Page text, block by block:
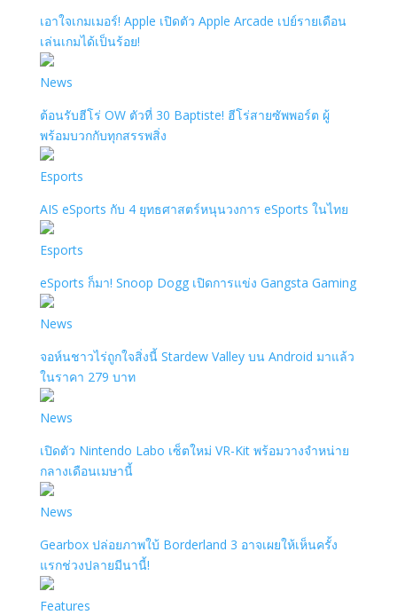
เอาใจเกมเมอร์! Apple เปิดตัว Apple Arcade เปย์รายเดือน
เล่นเกมได้เป็นร้อย!
News
ต้อนรับฮีโร่ OW ตัวที่ 30 Baptiste! ฮีโร่สายซัพพอร์ต ผู้
พร้อมบวกกับทุกสรรพสิ่ง
Esports
AIS eSports กับ 4 ยุทธศาสตร์หนุนวงการ eSports ในไทย
Esports
eSports ก็มา! Snoop Dogg เปิดการแข่ง Gangsta Gaming
News
จอห์นชาวไร่ถูกใจสิ่งนี้ Stardew Valley บน Android มาแล้ว
ในราคา 279 บาท
News
เปิดตัว Nintendo Labo เซ็ตใหม่ VR-Kit พร้อมวางจำหน่าย
กลางเดือนเมษานี้
News
Gearbox ปล่อยภาพใบ้ Borderland 3 อาจเผยให้เห็นครั้ง
แรกช่วงปลายมีนานี้!
Features